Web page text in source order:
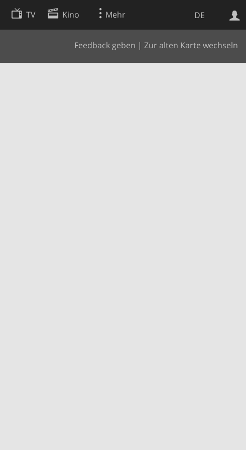
DE
TV Kino Mehr
Feedback geben | Zur alten Karte wechseln
Websuche